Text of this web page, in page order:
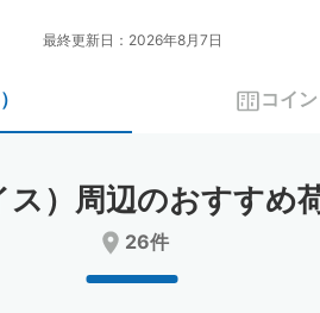
the
select
the
Press
the
最終更新日：2026年8月7日
） コイ
ス）周辺のおすすめ
26件